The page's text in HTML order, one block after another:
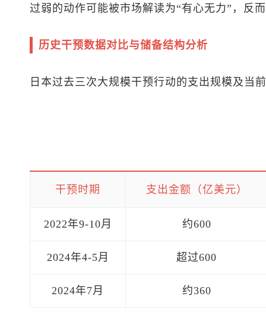
过弱的动作可能被市场解读为“有心无力”，反
历史干预数据对比与储备结构分析
日本过去三次大规模干预行动的支出规模及当
干预时期 支出金额（亿美元）
2022年9-10月 约600
2024年4-5月 超过600
2024年7月 约360